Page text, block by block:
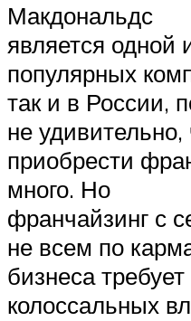
Макдональдс
является одной
популярных
так и в России,
не
приобрести
много. Но
франчайзинг с
не всем по
бизнеса требует
колоссальных